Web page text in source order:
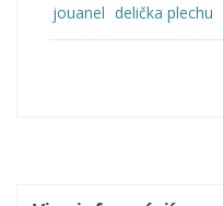
jouanel delička plechu